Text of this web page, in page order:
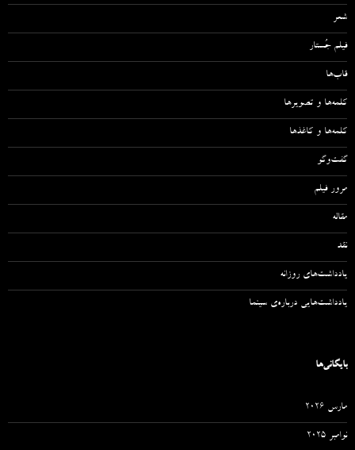
شعر
فیلم جُستار
قاب‌ها
کلمه‌ها و تصویرها
کلمه‌ها و کاغذها
گفت‌وگو
مرور فیلم
مقاله‌
نقد
یادداشت‌های روزانه
یادداشت‌هایی درباره‌ی سینما
بایگانی‌ها
مارس 2026
نوامبر 2025